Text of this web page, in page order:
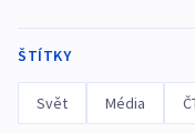
ŠTÍTKY
Svět Média